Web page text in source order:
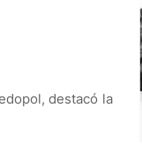
destacó la